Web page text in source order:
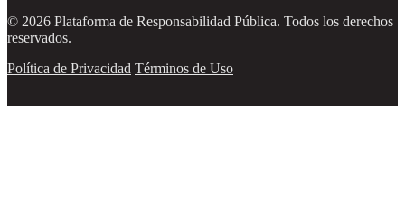
© 2026 Plataforma de Responsabilidad Pública. Todos los derechos
reservados.
Política de Privacidad Términos de Uso